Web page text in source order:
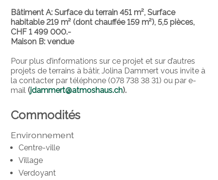
Bâtiment A: Surface du terrain 451 m², Surface
habitable 219 m² (dont chauffée 159 m²), 5,5 pièces,
CHF 1 499 000.-
Maison B: vendue
Pour plus d’informations sur ce projet et sur d’autres
projets de terrains à bâtir, Jolina Dammert vous invite à
la contacter par téléphone (078 738 38 31) ou par e-
mail (jdammert@atmoshaus.ch).
Commodités
Environnement
Centre-ville
Village
Verdoyant